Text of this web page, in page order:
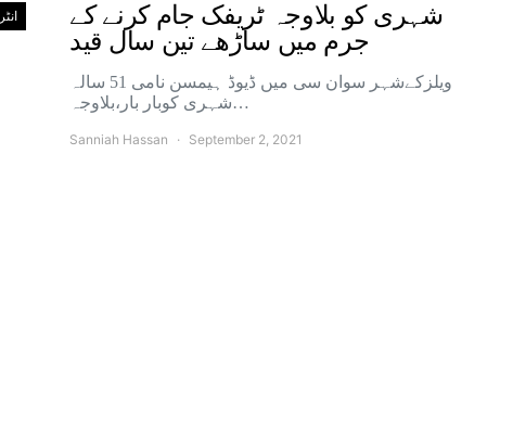
شہری کو بلاوجہ ٹریفک جام کرنے کے
جرم میں ساڑھے تین سال قید
ویلزکےشہر سوان سی میں ڈیوڈ ہیمسن نامی 51 سالہ
شہری کوبار بار،بلاوجہ…
Sanniah Hassan September 2, 2021